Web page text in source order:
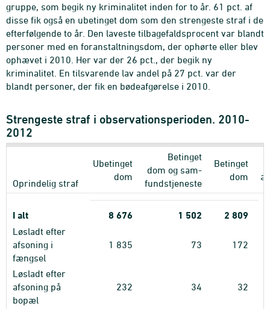
gruppe, som begik ny kriminalitet inden for to år. 61 pct. af
disse fik også en ubetinget dom som den strengeste straf i de
efterfølgende to år. Den laveste tilbagefaldsprocent var blandt
personer med en foranstaltningsdom, der ophørte eller blev
ophævet i 2010. Her var der 26 pct., der begik ny
kriminalitet. En tilsvarende lav andel på 27 pct. var der
blandt personer, der fik en bødeafgørelse i 2010.
Strengeste straf i observationsperioden. 2010-
2012
Oprindelig straf
Ubetinget
dom
Betinget
dom og sam-
fundstjeneste
Betinget
dom
I alt 8 676 1 502 2 809
Løsladt efter
afsoning i
fængsel
1 835 73 172
Løsladt efter
afsoning på
bopæl
232 34 32